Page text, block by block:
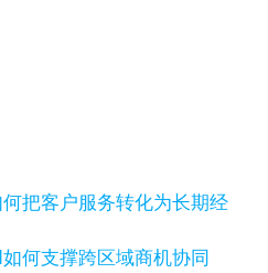
把客户服务转化为长期经
何支撑跨区域商机协同